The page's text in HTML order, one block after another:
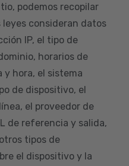
podemos recopilar
consideran datos
IP, el tipo de
horarios de
y hora, el sistema
de dispositivo, el
el proveedor de
de referencia y salida,
tipos de
el dispositivo y la